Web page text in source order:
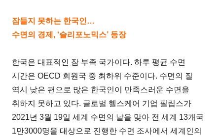
잠들지 못하는 한국인…
수면의 경제, ‘슬리포노믹스’ 등장
한국은 대표적인 잠 부족 국가이다. 하루 평균 수면
시간은 OECD 회원국 중 최하위 수준이다. 수면의 질
역시 낮은 편으로 많은 한국인이 만족스러운 수면을
취하지 못하고 있다. 글로벌 헬스케어 기업 필립스가
2021년 3월 19일 세계 수면의 날을 맞아 전 세계 13개국
1만3000명을 대상으로 진행한 수면 조사에서 세계인의